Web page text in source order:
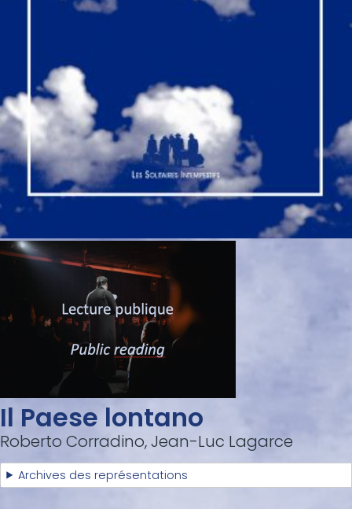
Il Paese lontano
Roberto Corradino, Jean-Luc Lagarce
Archives des représentations